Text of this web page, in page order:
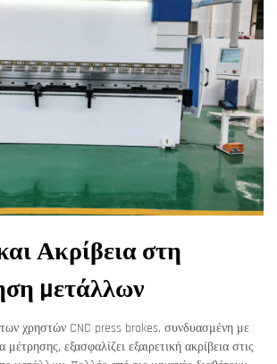
Ακρίβεια στη
Μετάλλων
χρηστών CNC press brakes, συνδυασμένη με
εξασφαλίζει εξαιρετική ακρίβεια στις